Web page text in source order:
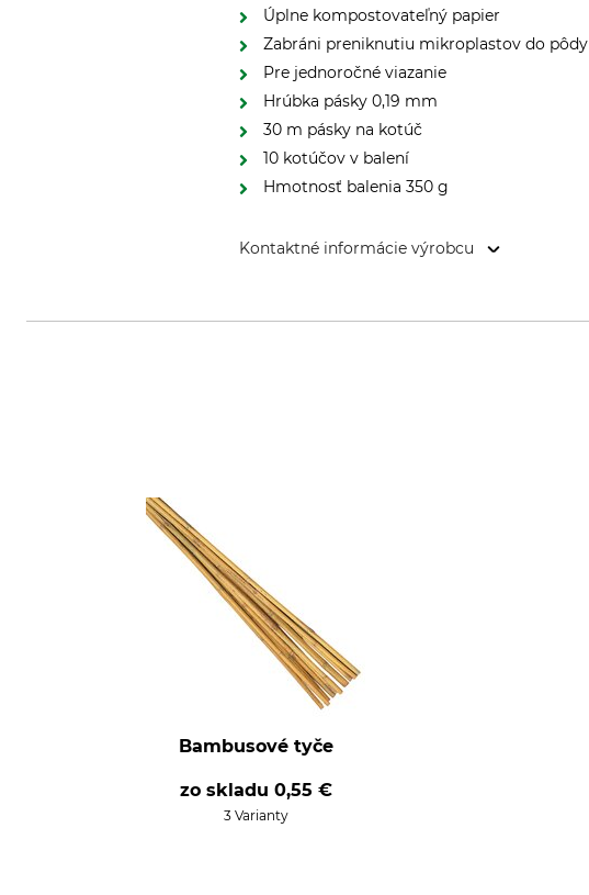
Úplne kompostovateľný papier
Zabráni preniknutiu mikroplastov do pôdy
Pre jednoročné viazanie
Hrúbka pásky 0,19 mm
30 m pásky na kotúč
10 kotúčov v balení
Hmotnosť balenia 350 g
Kontaktné informácie výrobcu
Bambusové tyče
zo skladu 0,55 €
3 Varianty